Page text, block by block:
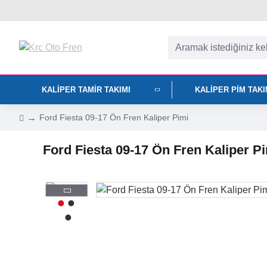
KALIPER TAMIR TAKIMI KALIPER PIM
Ford Fiesta 09-17 Ön Fren Kaliper Pimi
Ford Fiesta 09-17 Ön Fren Kaliper